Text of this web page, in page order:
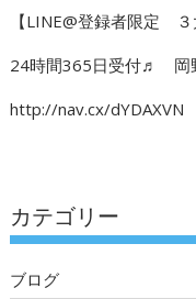
【LINE@登録者限定 ３
24時間365日受付♬ 岡
http://nav.cx/dYDAXVN
カテゴリー
ブログ